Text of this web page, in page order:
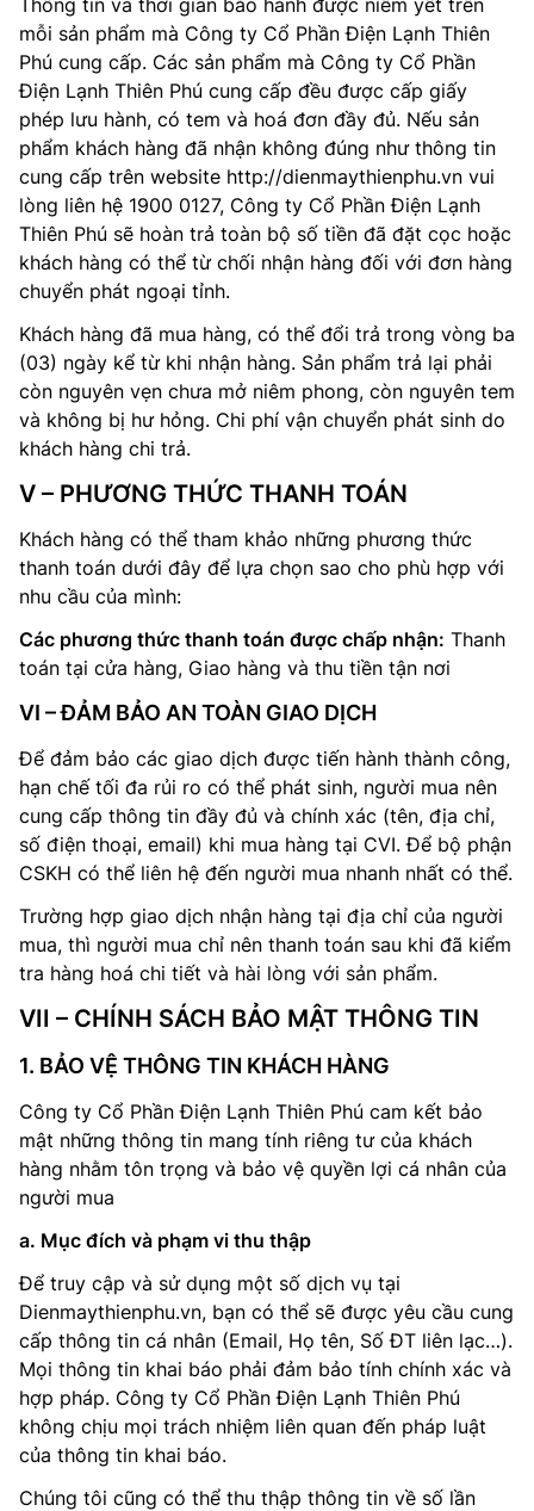
Thông tin và thời gian bảo hành được niêm yết trên
mỗi sản phẩm mà Công ty Cổ Phần Điện Lạnh Thiên
Phú cung cấp. Các sản phẩm mà Công ty Cổ Phần
Điện Lạnh Thiên Phú cung cấp đều được cấp giấy
phép lưu hành, có tem và hoá đơn đầy đủ. Nếu sản
phẩm khách hàng đã nhận không đúng như thông tin
cung cấp trên website http://dienmaythienphu.vn vui
lòng liên hệ 1900 0127, Công ty Cổ Phần Điện Lạnh
Thiên Phú sẽ hoàn trả toàn bộ số tiền đã đặt cọc hoặc
khách hàng có thể từ chối nhận hàng đối với đơn hàng
chuyển phát ngoại tỉnh.
Khách hàng đã mua hàng, có thể đổi trả trong vòng ba
(03) ngày kể từ khi nhận hàng. Sản phẩm trả lại phải
còn nguyên vẹn chưa mở niêm phong, còn nguyên tem
và không bị hư hỏng. Chi phí vận chuyển phát sinh do
khách hàng chi trả.
V – PHƯƠNG THỨC THANH TOÁN
Khách hàng có thể tham khảo những phương thức
thanh toán dưới đây để lựa chọn sao cho phù hợp với
nhu cầu của mình:
Các phương thức thanh toán được chấp nhận: Thanh
toán tại cửa hàng, Giao hàng và thu tiền tận nơi
VI – ĐẢM BẢO AN TOÀN GIAO DỊCH
Để đảm bảo các giao dịch được tiến hành thành công,
hạn chế tối đa rủi ro có thể phát sinh, người mua nên
cung cấp thông tin đầy đủ và chính xác (tên, địa chỉ,
số điện thoại, email) khi mua hàng tại CVI. Để bộ phận
CSKH có thể liên hệ đến người mua nhanh nhất có thể.
Trường hợp giao dịch nhận hàng tại địa chỉ của người
mua, thì người mua chỉ nên thanh toán sau khi đã kiểm
tra hàng hoá chi tiết và hài lòng với sản phẩm.
VII – CHÍNH SÁCH BẢO MẬT THÔNG TIN
1. BẢO VỆ THÔNG TIN KHÁCH HÀNG
Công ty Cổ Phần Điện Lạnh Thiên Phú cam kết bảo
mật những thông tin mang tính riêng tư của khách
hàng nhằm tôn trọng và bảo vệ quyền lợi cá nhân của
người mua
a. Mục đích và phạm vi thu thập
Để truy cập và sử dụng một số dịch vụ tại
Dienmaythienphu.vn, bạn có thể sẽ được yêu cầu cung
cấp thông tin cá nhân (Email, Họ tên, Số ĐT liên lạc…).
Mọi thông tin khai báo phải đảm bảo tính chính xác và
hợp pháp. Công ty Cổ Phần Điện Lạnh Thiên Phú
không chịu mọi trách nhiệm liên quan đến pháp luật
của thông tin khai báo.
Chúng tôi cũng có thể thu thập thông tin về số lần